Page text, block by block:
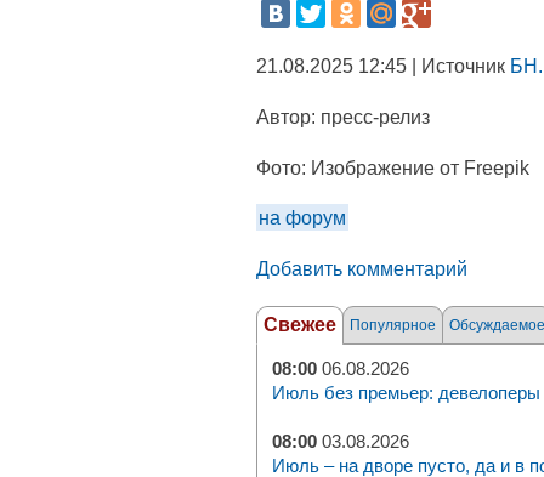
21.08.2025 12:45 | Источник
Автор: пресс-релиз
Фото: Изображение от Freepik
на форум
Добавить комментарий
Свежее Популярное Обсуждаемое
08:00 06.08.2026
Июль без премьер: девелоперы
08:00 03.08.2026
Июль – на дворе пусто, да и в